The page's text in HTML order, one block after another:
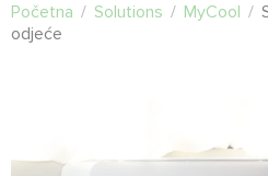
Početna / Solutions / MyCool /
odjeće